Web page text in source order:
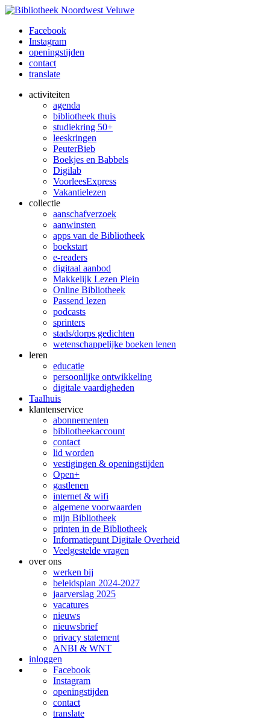
Facebook
Instagram
openingstijden
contact
translate
activiteiten
agenda
bibliotheek thuis
studiekring 50+
leeskringen
PeuterBieb
Boekjes en Babbels
Digilab
VoorleesExpress
Vakantielezen
collectie
aanschafverzoek
aanwinsten
apps van de Bibliotheek
boekstart
e-readers
digitaal aanbod
Makkelijk Lezen Plein
Online Bibliotheek
Passend lezen
podcasts
sprinters
stads/dorps gedichten
wetenschappelijke boeken lenen
leren
educatie
persoonlijke ontwikkeling
digitale vaardigheden
Taalhuis
klanten­service
abonnementen
bibliotheekaccount
contact
lid worden
vestigingen & openingstijden
Open+
gastlenen
internet & wifi
algemene voorwaarden
mijn Bibliotheek
printen in de Bibliotheek
Informatiepunt Digitale Overheid
Veelgestelde vragen
over ons
werken bij
beleidsplan 2024-2027
jaarverslag 2025
vacatures
nieuws
nieuwsbrief
privacy statement
ANBI & WNT
inloggen
Facebook
Instagram
openingstijden
contact
translate